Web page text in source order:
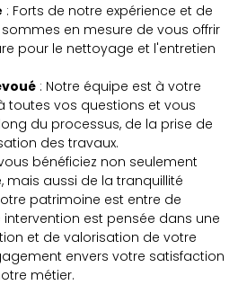
: Forts de notre expérience et de
en mesure de vous offrir
pour le nettoyage et l'entretien
: Notre équipe est à votre
toutes vos questions et vous
du processus, de la prise de
des travaux.
bénéficiez non seulement
aussi de la tranquillité
patrimoine est entre de
est pensée dans une
et de valorisation de votre
envers votre satisfaction
métier.